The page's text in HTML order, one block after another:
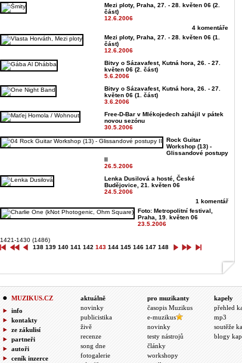
Mezi ploty, Praha, 27. - 28. květen 06 (2.
část)
12.6.2006
4 komentáře
Mezi ploty, Praha, 27. - 28. květen 06 (1.
část)
12.6.2006
Bitvy o Sázavafest, Kutná hora, 26. - 27.
květen 06 (2. část)
5.6.2006
Bitvy o Sázavafest, Kutná hora, 26. - 27.
květen 06 (1. část)
3.6.2006
Free-D-Bar v Mlékojedech zahájil v pátek
novou sezónu
30.5.2006
Rock Guitar
Workshop (13) -
Glissandové postupy
II
26.5.2006
Lenka Dusilová a hosté, České
Budějovice, 21. květen 06
24.5.2006
1 komentář
Foto: Metropolitní festival,
Praha, 19. květen 06
23.5.2006
1421-1430 (1486)
138 139 140 141 142 143 144 145 146 147 148
MUZIKUS.CZ
info
kontakty
ze zákulisí
partneři
autoři
ceník inzerce
aktuálně
novinky
publicistika
živě
recenze
song dne
fotogalerie
pro muzikanty
časopis Muzikus
e-muzikus
novinky
testy nástrojů
články
workshopy
kapely
přehled
mp3
soutěže
blogy